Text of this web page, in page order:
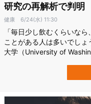
研究の再解析で判明
健康 6/24(水) 11:30
「毎日少し飲むくらいな
ことがある人は多いでし
大学（University of
少量飲酒では、一部の病
で、乳がんや大腸がんな